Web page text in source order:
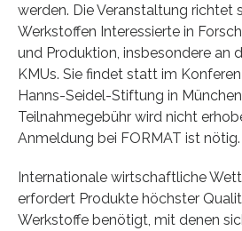
werden. Die Veranstaltung richtet
Werkstoffen Interessierte in
und Produktion, insbesondere an
KMUs. Sie findet statt im
Hanns-Seidel-Stiftung in
Teilnahmegebühr wird nicht
Anmeldung bei FORMAT ist nötig.
Internationale wirtschaftliche
erfordert Produkte höchster
Werkstoffe benötigt, mit denen